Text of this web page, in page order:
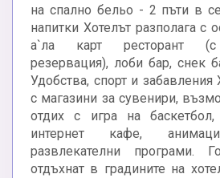
на спално бельо - 2 пъти в
напитки Хотелът разполага с
а`ла карт ресторант (с
резервация), лоби бар, снек
Удобства, спорт и забавления
с магазини за сувенири,
отдих с игра на баскетбол,
интернет кафе,
развлекателни програми.
отдъхнат в градините на